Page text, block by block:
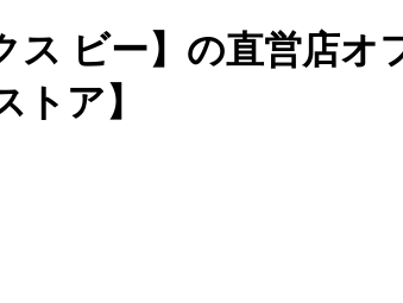
ビー】の直営店オ
トア】